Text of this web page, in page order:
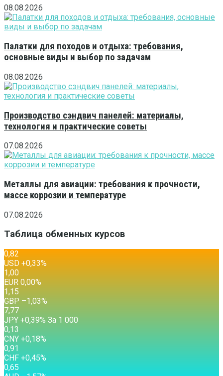
08.08.2026
Палатки для походов и отдыха: требования,
основные виды и выбор по задачам
08.08.2026
Производство сэндвич панелей: материалы,
технология и практические советы
07.08.2026
Металлы для авиации: требования к прочности,
массе коррозии и температуре
07.08.2026
Таблица обменных курсов
0,82
USD +0,33%
1,00
EUR 0,00%
1,15
GBP –1,03%
7,77
JPY +0,39% За 1 000
0,13
CNY +0,18%
0,91
CHF +0,45%
0,65